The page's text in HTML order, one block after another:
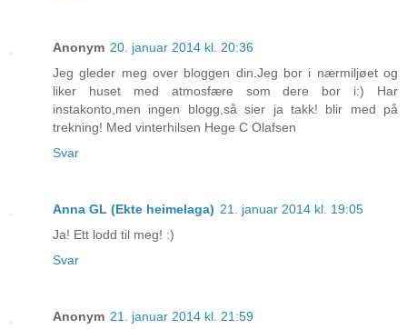
Anonym 20. januar 2014 kl. 20:36
Jeg gleder meg over bloggen din.Jeg bor i nærmiljøet og
liker huset med atmosfære som dere bor i:) Har
instakonto,men ingen blogg,så sier ja takk! blir med på
trekning! Med vinterhilsen Hege C Olafsen
Svar
Anna GL (Ekte heimelaga) 21. januar 2014 kl. 19:05
Ja! Ett lodd til meg! :)
Svar
Anonym 21. januar 2014 kl. 21:59